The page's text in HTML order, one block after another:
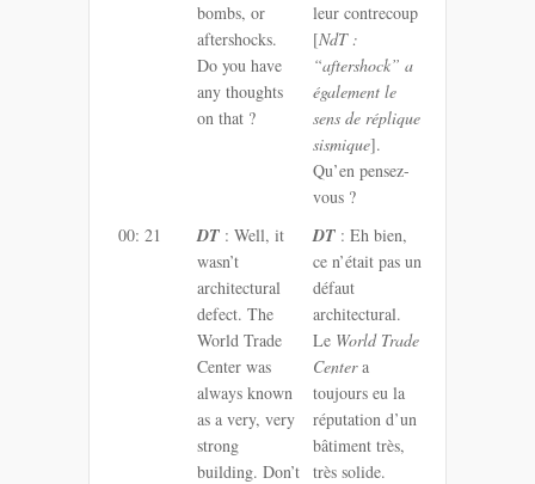
bombs, or
aftershocks.
Do you have
any thoughts
on that ?
leur contrecoup
[NdT :
“aftershock” a
également le
sens de réplique
sismique].
Qu’en pensez-
vous ?
00: 21
DT : Well, it
wasn’t
architectural
defect. The
World Trade
Center was
always known
as a very, very
strong
building. Don’t
DT : Eh bien,
ce n’était pas un
défaut
architectural.
Le World Trade
Centera
toujours eu la
réputation d’un
bâtiment très,
très solide.